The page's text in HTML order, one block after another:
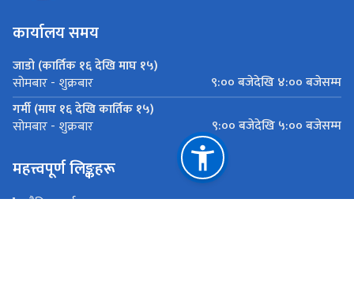
कार्यालय समय
जाडो (कार्तिक १६ देखि माघ १५)
सोमबार - शुक्रबार
९:०० बजेदेखि ४:०० बजेसम्म
गर्मी (माघ १६ देखि कार्तिक १५)
सोमबार - शुक्रबार ९:०० बजेदेखि ५:०० बजेसम्म
महत्त्वपूर्ण लिङ्कहरू
भौतिक पूर्वाधार तथा यातायात मन्त्रालय